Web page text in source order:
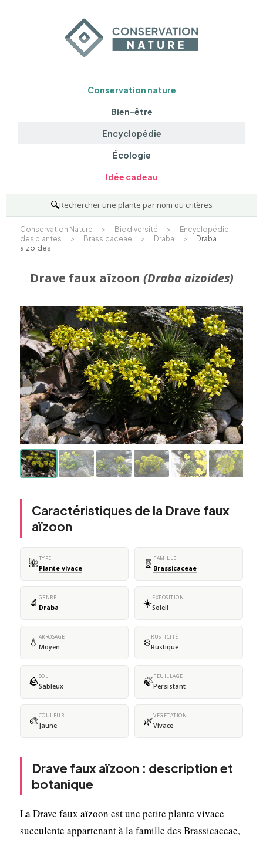
Conservation nature
Bien-être
Encyclopédie
Écologie
Idée cadeau
🔍Rechercher une plante par nom ou critères
Conservation Nature > Biodiversité >
Encyclopédie
des plantes
> Brassicaceae > Draba >
Draba
aizoides
Drave faux aïzoon (Draba aizoides)
Caractéristiques de la Drave faux
aïzoon
🌺TYPE
Plante vivace 🧬 FAMILLE
Brassicaceae
🔬 GENRE
Draba ☀️EXPOSITION
Soleil
💧 ARROSAGE
Moyen ❄️RUSTICITÉ
Rustique
🪨SOL
Sableux 🍃FEUILLAGE
Persistant
🎨COULEUR
Jaune 🌿VÉGÉTATION
Vivace
Drave faux aïzoon : description et
botanique
La Drave faux aïzoon est une petite plante vivace
succulente appartenant à la famille des Brassicaceae,